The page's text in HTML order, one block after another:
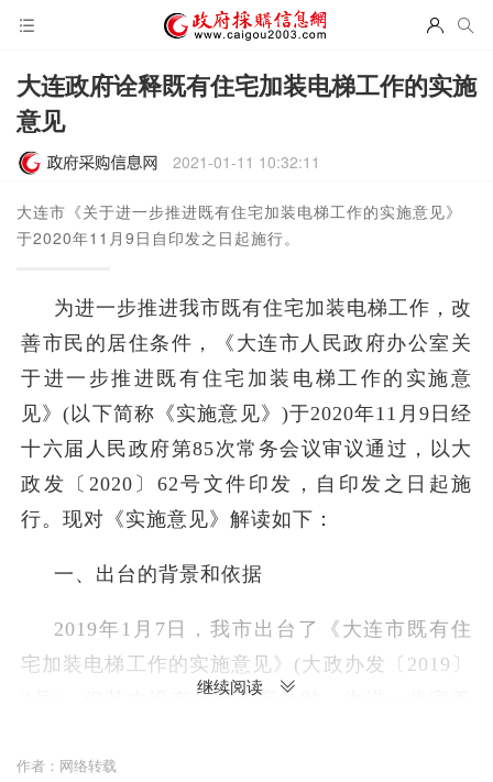
大连政府诠释既有住宅加装电梯工作的实施
意见
2021-01-11 10:32:11
大连市《关于进一步推进既有住宅加装电梯工作的实施意见》
于2020年11月9日自印发之日起施行。
为进一步推进我市既有住宅加装电梯工作，改
善市民的居住条件，《大连市人民政府办公室关
于进一步推进既有住宅加装电梯工作的实施意
见》(以下简称《实施意见》)于2020年11月9日经
十六届人民政府第85次常务会议审议通过，以大
政发〔2020〕62号文件印发，自印发之日起施
行。现对《实施意见》解读如下：
一、出台的背景和依据
2019年1月7日，我市出台了《大连市既有住
宅加装电梯工作的实施意见》(大政办发〔2019〕
3号)，但其中没有规定政府补贴，为进一步完善
市既有住宅加装电梯工作，根据《中华人民共和
继续阅读
作者： 网络转载